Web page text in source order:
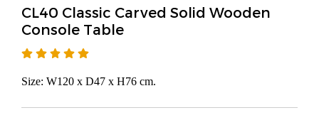
CL40 Classic Carved Solid Wooden
Console Table
Size: W120 x D47 x H76 cm.